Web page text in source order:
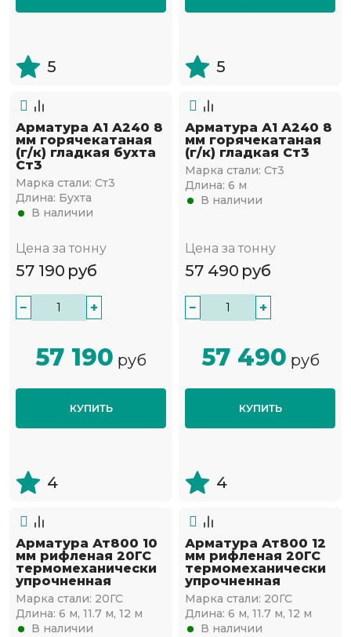
5 5
Арматура А1 А240 8
мм горячекатаная
(г/к) гладкая бухта
Ст3
Марка стали: Ст3
Длина: Бухта
В наличии
Цена за тонну
57 190 руб
− +
57 190 руб
КУПИТЬ
4
Арматура А1 А240 8
мм горячекатаная
(г/к) гладкая Ст3
Марка стали: Ст3
Длина: 6 м
В наличии
Цена за тонну
57 490 руб
− +
57 490 руб
КУПИТЬ
4
Арматура Ат800 10
мм рифленая 20ГС
термомеханически
упрочненная
Марка стали: 20ГС
Длина: 6 м, 11.7 м, 12 м
В наличии
Арматура Ат800 12
мм рифленая 20ГС
термомеханически
упрочненная
Марка стали: 20ГС
Длина: 6 м, 11.7 м, 12 м
В наличии